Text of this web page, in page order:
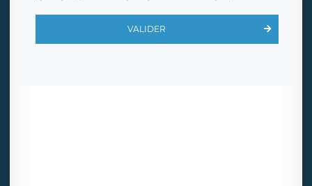
offrant desclauses de protection conformes au RGPD. Les
en sollicite la suppression, étant entendu que vous pouvez
demander la suppression de vos données et retirer votre
VALIDER